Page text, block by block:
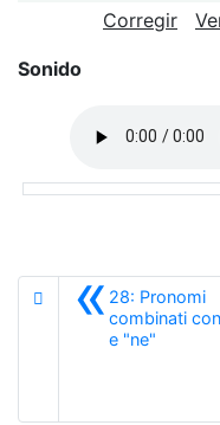
Corregir
Sonido
«28: Pronomi
combinati
e "ne"